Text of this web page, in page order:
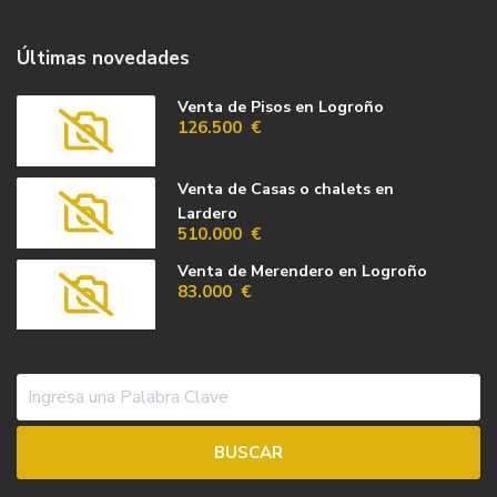
Últimas novedades
Venta de Pisos en Logroño
126.500 €
Venta de Casas o chalets en
Lardero
510.000 €
Venta de Merendero en Logroño
83.000 €